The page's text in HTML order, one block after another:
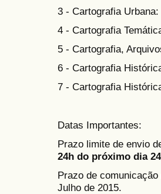
3 - Cartografia
4 - Cartografia
5 - Cartografia,
6 - Cartografia
7 - Cartografia
Datas Importantes:
Prazo limite de envio
24h do próximo dia
Prazo de
Julho de 2015.